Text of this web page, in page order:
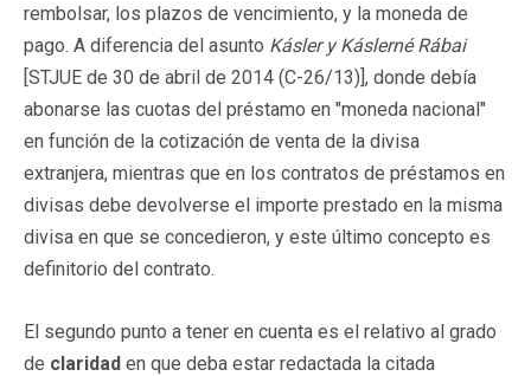
rembolsar, los plazos de vencimiento, y la moneda de
pago. A diferencia del asunto Kásler y Káslerné Rábai
[STJUE de 30 de abril de 2014 (C-26/13)], donde debía
abonarse las cuotas del préstamo en "moneda nacional"
en función de la cotización de venta de la divisa
extranjera, mientras que en los contratos de préstamos en
divisas debe devolverse el importe prestado en la misma
divisa en que se concedieron, y este último concepto es
definitorio del contrato.
El segundo punto a tener en cuenta es el relativo al grado
de claridad en que deba estar redactada la citada